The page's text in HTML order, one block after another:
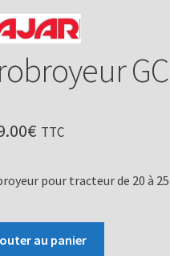
€ TTC
pour tracteur de 20 à 25
au panier